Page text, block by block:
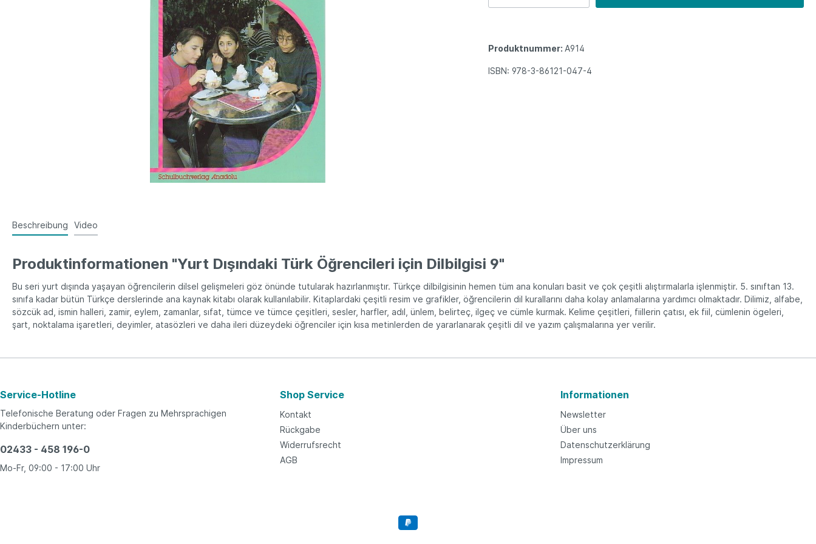
Produktnummer: A914
ISBN: 978-3-86121-047-4
Beschreibung Video
Produktinformationen "Yurt Dışındaki Türk Öğrencileri için Dilbilgisi 9"
Bu seri yurt dışında yaşayan öğrencilerin dilsel gelişmeleri göz önünde tutularak hazırlanmıştır. Türkçe dilbilgisinin hemen tüm ana konuları basit ve çok çeşitli alıştırmalarla işlenmiştir. 5. sınıftan 13.
sınıfa kadar bütün Türkçe derslerinde ana kaynak kitabı olarak kullanılabilir. Kitaplardaki çeşitli resim ve grafikler, öğrencilerin dil kurallarını daha kolay anlamalarına yardımcı olmaktadır. Dilimiz, alfabe,
sözcük ad, ismin halleri, zamir, eylem, zamanlar, sıfat, tümce ve tümce çeşitleri, sesler, harfler, adıl, ünlem, belirteç, ilgeç ve cümle kurmak. Kelime çeşitleri, fiillerin çatısı, ek fiil, cümlenin ögeleri,
şart, noktalama işaretleri, deyimler, atasözleri ve daha ileri düzeydeki öğrenciler için kısa metinlerden de yararlanarak çeşitli dil ve yazım çalışmalarına yer verilir.
Service-Hotline
Telefonische Beratung oder Fragen zu Mehrsprachigen
Kinderbüchern unter:
02433 - 458 196-0
Mo-Fr, 09:00 - 17:00 Uhr
Shop Service
Kontakt
Rückgabe
Widerrufsrecht
AGB
Informationen
Newsletter
Über uns
Datenschutzerklärung
Impressum